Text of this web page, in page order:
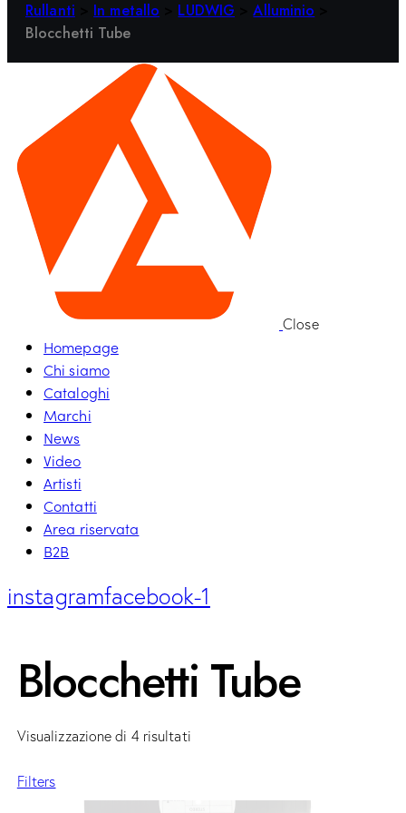
Rullanti In metallo LUDWIG Alluminio
Blocchetti Tube
Close
Homepage
Chi siamo
Cataloghi
Marchi
News
Video
Artisti
Contatti
Area riservata
B2B
instagramfacebook-1
Blocchetti Tube
Visualizzazione di 4 risultati
Filters